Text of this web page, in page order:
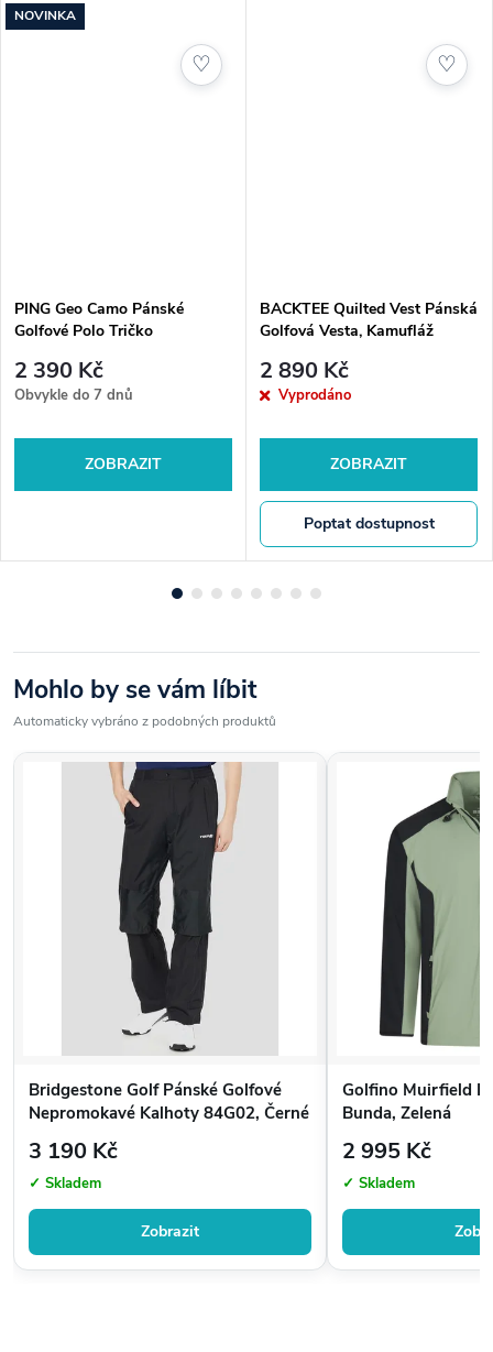
NOVINKA
PING Geo Camo Pánské
Golfové Polo Tričko
2 390 Kč
Obvykle do 7 dnů
ZOBRAZIT
♡
BACKTEE Quilted Vest Pánská
Golfová Vesta, Kamufláž
2 890 Kč
Vyprodáno
ZOBRAZIT
Poptat dostupnost
♡
Mohlo by se vám líbit
Automaticky vybráno z podobných produktů
Bridgestone Golf Pánské Golfové
Nepromokavé Kalhoty 84G02, Černé
3 190 Kč
✓ Skladem
Zobrazit
Golfino Muirfield
Bunda, Zelená
2 995 Kč
✓ Skladem